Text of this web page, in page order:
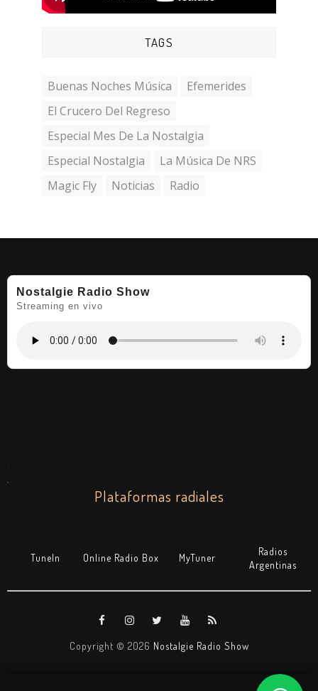
TAGS
Buenas Noches Música
Efemerides
El Crucero Del Regreso
Especial Mes De La Nostalgia
Especial Nostalgia
La Música De NRS
Magic Fly
Noticias Radio
Nostalgie Radio Show
Streaming en vivo
.
Plataformas radiales
TuneIn Online Radio Box MyTuner
Radios
Argentinas
Copyright © 2026 Nostalgie Radio Show